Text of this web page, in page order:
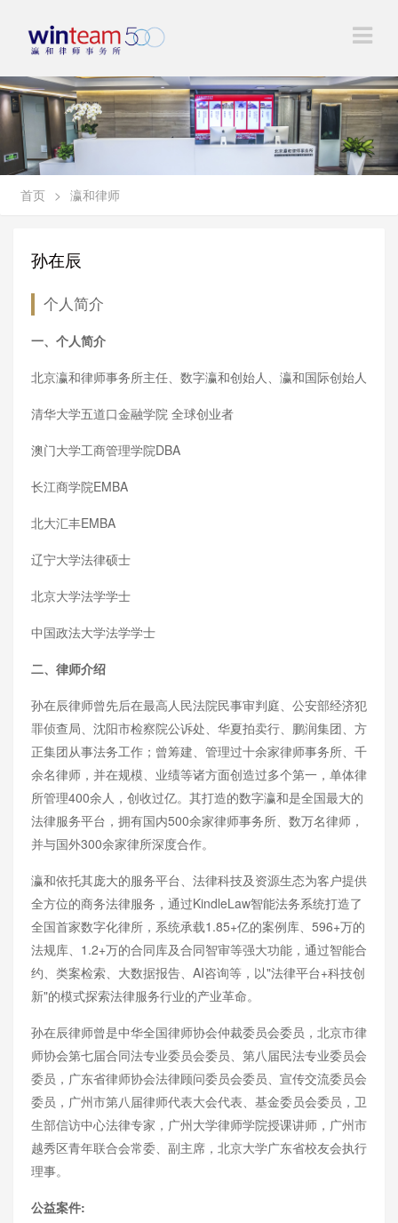
首页 > 瀛和律师
孙在辰
个人简介
一、个人简介
北京瀛和律师事务所主任、数字瀛和创始人、瀛和国际创始人
清华大学五道口金融学院 全球创业者
澳门大学工商管理学院DBA
长江商学院EMBA
北大汇丰EMBA
辽宁大学法律硕士
北京大学法学学士
中国政法大学法学学士
二、律师介绍
孙在辰律师曾先后在最高人民法院民事审判庭、公安部经济犯
罪侦查局、沈阳市检察院公诉处、华夏拍卖行、鹏润集团、方
正集团从事法务工作；曾筹建、管理过十余家律师事务所、千
余名律师，并在规模、业绩等诸方面创造过多个第一，单体律
所管理400余人，创收过亿。其打造的数字瀛和是全国最大的
法律服务平台，拥有国内500余家律师事务所、数万名律师，
并与国外300余家律所深度合作。
瀛和依托其庞大的服务平台、法律科技及资源生态为客户提供
全方位的商务法律服务，通过KindleLaw智能法务系统打造了
全国首家数字化律所，系统承载1.85+亿的案例库、596+万的
法规库、1.2+万的合同库及合同智审等强大功能，通过智能合
约、类案检索、大数据报告、AI咨询等，以"法律平台+科技创
新"的模式探索法律服务行业的产业革命。
孙在辰律师曾是中华全国律师协会仲裁委员会委员，北京市律
师协会第七届合同法专业委员会委员、第八届民法专业委员会
委员，广东省律师协会法律顾问委员会委员、宣传交流委员会
委员，广州市第八届律师代表大会代表、基金委员会委员，卫
生部信访中心法律专家，广州大学律师学院授课讲师，广州市
越秀区青年联合会常委、副主席，北京大学广东省校友会执行
理事。
公益案件: